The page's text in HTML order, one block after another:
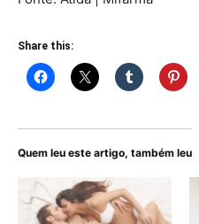
Share this:
Quem leu este artigo, também leu